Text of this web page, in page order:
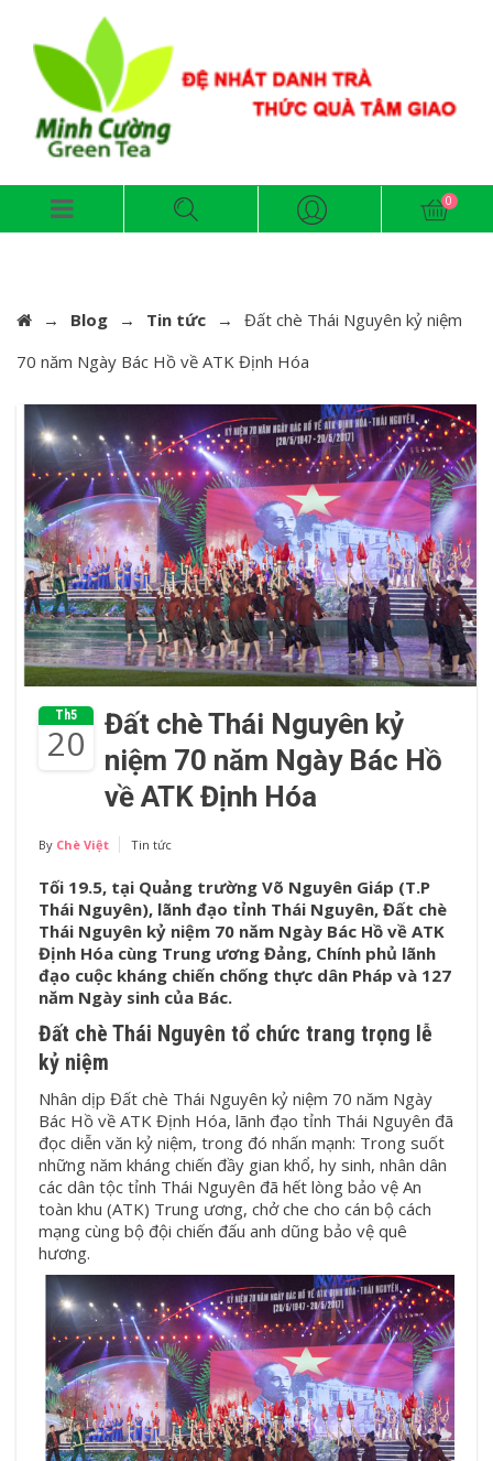
→ Blog → Tin tức →
Đất chè Thái Nguyên kỷ niệm
70 năm Ngày Bác Hồ về ATK Định Hóa
Th5
20
Đất chè Thái Nguyên kỷ
niệm 70 năm Ngày Bác Hồ
về ATK Định Hóa
By Chè Việt Tin tức
Tối 19.5, tại Quảng trường Võ Nguyên Giáp (T.P
Thái Nguyên), lãnh đạo tỉnh Thái Nguyên, Đất chè
Thái Nguyên kỷ niệm 70 năm Ngày Bác Hồ về ATK
Định Hóa cùng Trung ương Đảng, Chính phủ lãnh
đạo cuộc kháng chiến chống thực dân Pháp và 127
năm Ngày sinh của Bác.
Đất chè Thái Nguyên tổ chức trang trọng lễ
kỷ niệm
Nhân dịp Đất chè Thái Nguyên kỷ niệm 70 năm Ngày
Bác Hồ về ATK Định Hóa, lãnh đạo tỉnh Thái Nguyên đã
đọc diễn văn kỷ niệm, trong đó nhấn mạnh: Trong suốt
những năm kháng chiến đầy gian khổ, hy sinh, nhân dân
các dân tộc tỉnh Thái Nguyên đã hết lòng bảo vệ An
toàn khu (ATK) Trung ương, chở che cho cán bộ cách
mạng cùng bộ đội chiến đấu anh dũng bảo vệ quê
hương.